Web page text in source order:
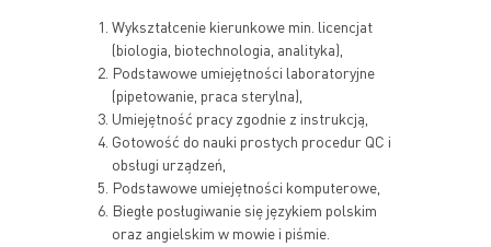
Wykształcenie kierunkowe min. licencjat
(biologia, biotechnologia, analityka),
Podstawowe umiejętności laboratoryjne
(pipetowanie, praca sterylna),
Umiejętność pracy zgodnie z instrukcją,
Gotowość do nauki prostych procedur QC i
obsługi urządzeń,
Podstawowe umiejętności komputerowe,
Biegłe posługiwanie się językiem polskim
oraz angielskim w mowie i piśmie.